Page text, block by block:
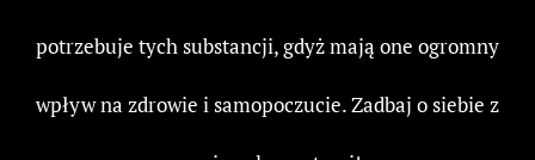
potrzebuje tych substancji, gdyż mają one ogromny
wpływ na zdrowie i samopoczucie. Zadbaj o siebie z